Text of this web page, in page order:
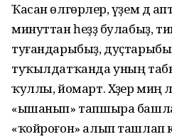
Ҡасан өлгөрәлер, үҙем дә
минуттан һеҙҙә булабыҙ,
туғандарыбыҙ,
туҡылдатҡанда уның
ҡуллы, йомарт. Хәҙер миңә
«ышанып» тапшыра
«ҡойроғон» алып ташлап